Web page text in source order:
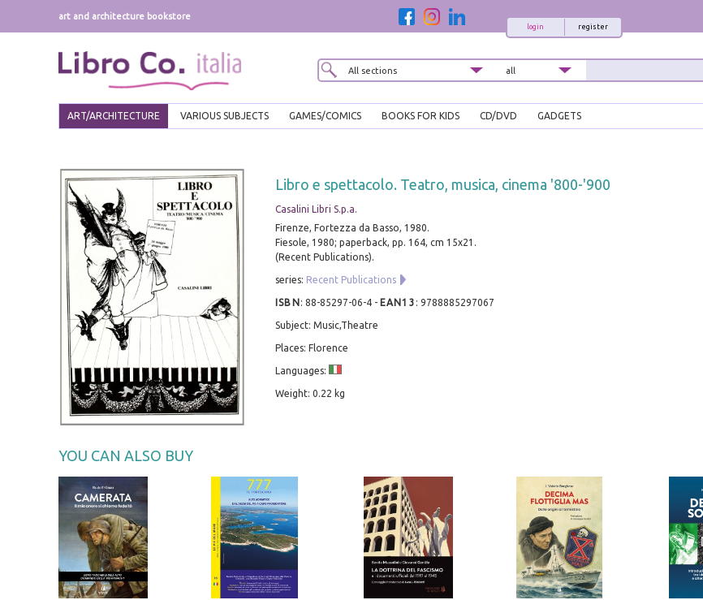
art and architecture bookstore
register
login
ART/ARCHITECTURE VARIOUS SUBJECTS GAMES/COMICS BOOKS FOR KIDS CD/DVD GADGETS
Libro e spettacolo. Teatro, musica, cinema '800-'900
Casalini Libri S.p.a.
Firenze, Fortezza da Basso, 1980.
Fiesole, 1980; paperback, pp. 164, cm 15x21.
(Recent Publications).
series: Recent Publications
ISBN : 88-85297-06-4- EAN13 : 9788885297067
Subject: Music,Theatre
Places: Florence
Languages:
Weight: 0.22 kg
YOU CAN ALSO BUY